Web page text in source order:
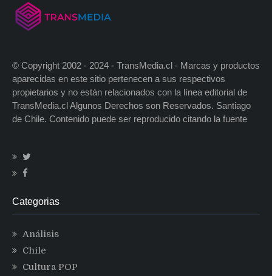
© Copyright 2002 - 2024 - TransMedia.cl - Marcas y productos
aparecidas en este sitio pertenecen a sus respectivos
propietarios y no están relacionados con la línea editorial de
TransMedia.cl Algunos Derechos son Reservados. Santiago
de Chile. Contenido puede ser reproducido citando la fuente
Categorias
Análisis
Chile
Cultura POP